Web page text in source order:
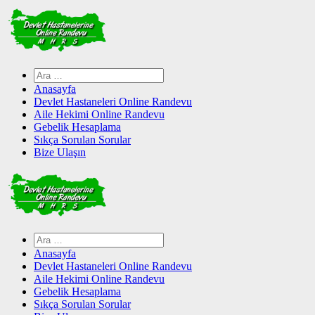
Skip
to
content
Arama:
Anasayfa
Devlet Hastaneleri Online Randevu
Aile Hekimi Online Randevu
Gebelik Hesaplama
Sıkça Sorulan Sorular
Bize Ulaşın
Arama:
Anasayfa
Devlet Hastaneleri Online Randevu
Aile Hekimi Online Randevu
Gebelik Hesaplama
Sıkça Sorulan Sorular